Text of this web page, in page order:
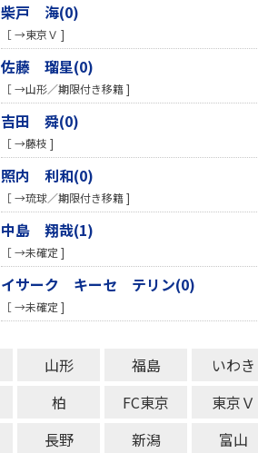
柴戸 海(0)
［ →東京Ｖ ]
佐藤 瑠星(0)
［ →山形／期限付き移籍 ]
吉田 舜(0)
［ →藤枝 ]
照内 利和(0)
［ →琉球／期限付き移籍 ]
中島 翔哉(1)
［ →未確定 ]
イサーク キーセ テリン(0)
［ →未確定 ]
山形 福島
いわき
柏 FC東京
東京Ｖ
長野 新潟 富山